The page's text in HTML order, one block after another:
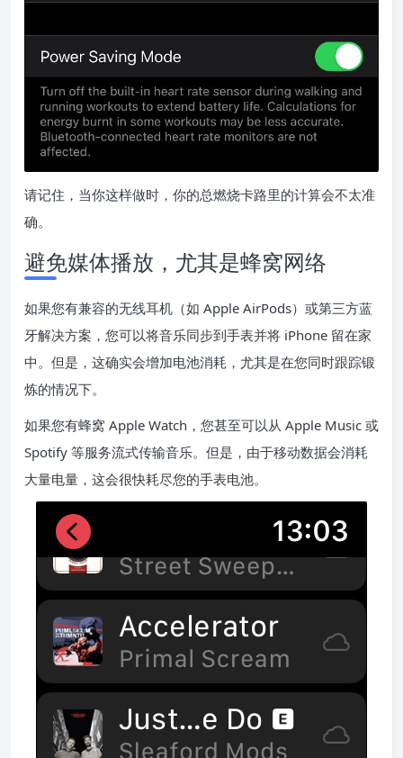
请记住，当你这样做时，你的总燃烧卡路里的计算会不太准
确。
避免媒体播放，尤其是蜂窝网络
如果您有兼容的无线耳机（如 Apple AirPods）或第三方蓝
牙解决方案，您可以将音乐同步到手表并将 iPhone 留在家
中。但是，这确实会增加电池消耗，尤其是在您同时跟踪锻
炼的情况下。
如果您有蜂窝 Apple Watch，您甚至可以从 Apple Music 或
Spotify 等服务流式传输音乐。但是，由于移动数据会消耗
大量电量，这会很快耗尽您的手表电池。